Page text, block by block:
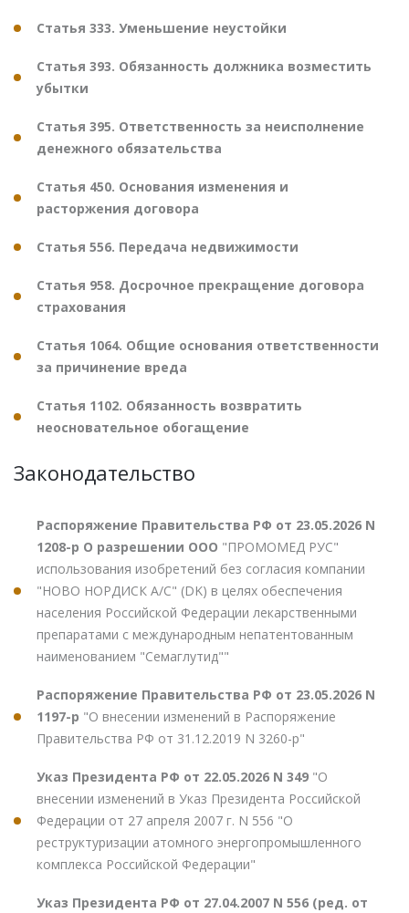
Статья 333. Уменьшение неустойки
Статья 393. Обязанность должника возместить
убытки
Статья 395. Ответственность за неисполнение
денежного обязательства
Статья 450. Основания изменения и
расторжения договора
Статья 556. Передача недвижимости
Статья 958. Досрочное прекращение договора
страхования
Статья 1064. Общие основания ответственности
за причинение вреда
Статья 1102. Обязанность возвратить
неосновательное обогащение
Законодательство
Распоряжение Правительства РФ от 23.05.2026 N
1208-р О разрешении ООО "ПРОМОМЕД РУС"
использования изобретений без согласия компании
"НОВО НОРДИСК А/С" (DK) в целях обеспечения
населения Российской Федерации лекарственными
препаратами с международным непатентованным
наименованием "Семаглутид""
Распоряжение Правительства РФ от 23.05.2026 N
1197-р "О внесении изменений в Распоряжение
Правительства РФ от 31.12.2019 N 3260-р"
Указ Президента РФ от 22.05.2026 N 349 "О
внесении изменений в Указ Президента Российской
Федерации от 27 апреля 2007 г. N 556 "О
реструктуризации атомного энергопромышленного
комплекса Российской Федерации"
Указ Президента РФ от 27.04.2007 N 556 (ред. от